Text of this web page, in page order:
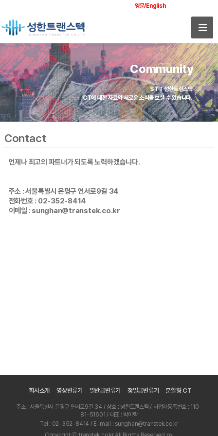
영문/English
Community
STT 성한트랜스텍
CT에 대한 자료와 새로운 소식을 보실 수 있습니다.
Contact
언제나 최고의 파트너가 되도록 노력하겠습니다.
주소 : 서울특별시 은평구 연서로9길 34
전화번호 : 02-352-8414
이메일 : sunghan@transtek.co.kr
회사소개 영상변류기 일반급변류기 정밀급변류기 분할형 CT
주소 : 서울특별시 은평구 연서로9길 34 / 상호 : 성한트랜스텍 / 사업자등록번호 : 110-
81-51601 / 대표 : 박이락
Tel : 02-352-8414 / E-mail : sunghan@transtek.co.kr